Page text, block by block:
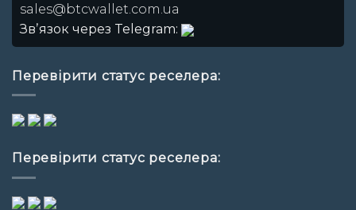
sales@btcwallet.com.ua
Звʼязок через Telegram:
Перевірити статус реселера:
Перевірити статус реселера: